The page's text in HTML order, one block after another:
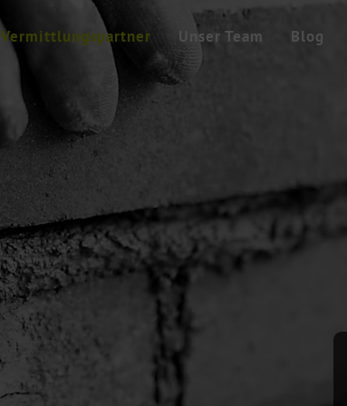
Vermittlungspartner Unser Team Blog